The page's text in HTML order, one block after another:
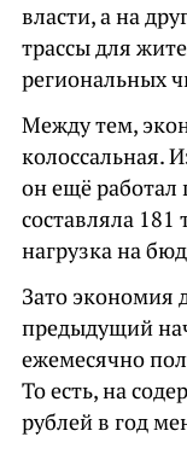
власти, а на
трассы для
региональных
Между тем,
колоссальная.
он ещё работал
составляла
нагрузка на
Зато экономия
предыдущий
ежемесячно
То есть, на
рублей в год